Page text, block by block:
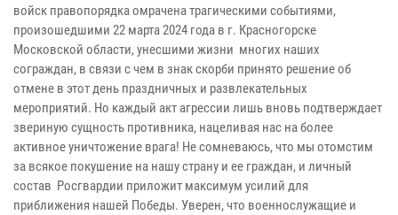
войск правопорядка омрачена трагическими событиями,
произошедшими 22 марта 2024 года в г. Красногорске
Московской области, унесшими жизни многих наших
сограждан, в связи с чем в знак скорби принято решение об
отмене в этот день праздничных и развлекательных
мероприятий. Но каждый акт агрессии лишь вновь подтверждает
звериную сущность противника, нацеливая нас на более
активное уничтожение врага! Не сомневаюсь, что мы отомстим
за всякое покушение на нашу страну и ее граждан, и личный
состав Росгвардии приложит максимум усилий для
приближения нашей Победы. Уверен, что военнослужащие и